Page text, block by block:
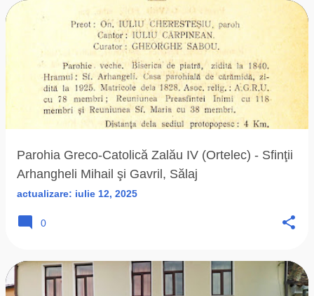
Parohia Greco-Catolică Zalău IV (Ortelec) - Sfinţii
Arhangheli Mihail şi Gavril, Sălaj
actualizare: iulie 12, 2025
0